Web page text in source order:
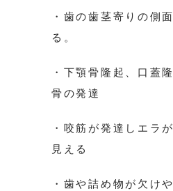
・歯の歯茎寄りの側
る。
・下顎骨隆起、口蓋
骨の発達
・咬筋が発達しエラ
見える
・歯や詰め物が欠け